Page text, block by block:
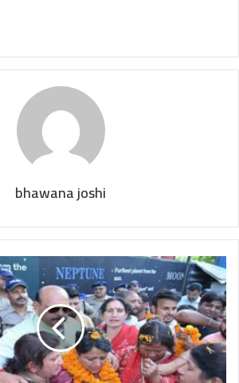
bhawana joshi